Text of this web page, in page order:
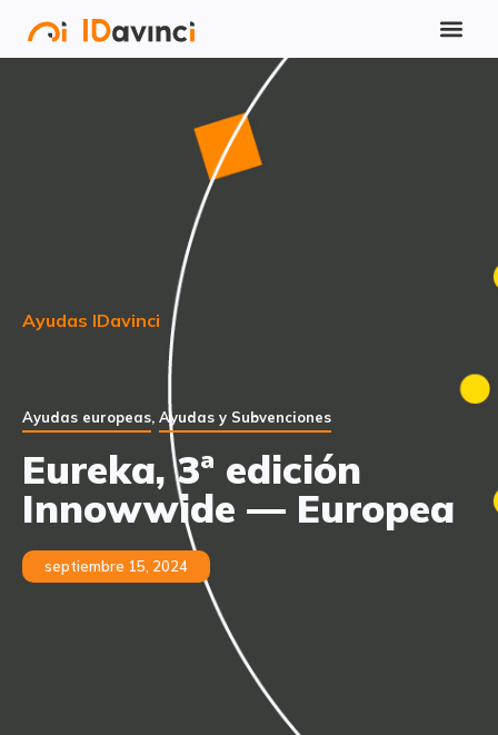
Ayudas IDavinci
Ayudas europeas, Ayudas y Subvenciones
Eureka, 3ª edición
Innowwide — Europea
septiembre 15, 2024